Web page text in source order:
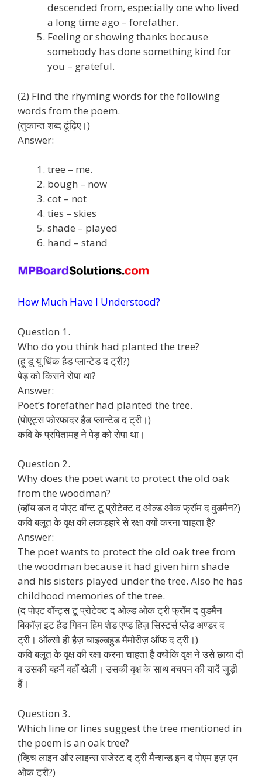
descended from, especially one who lived
a long time ago – forefather.
Feeling or showing thanks because
somebody has done something kind for
you – grateful.
(2) Find the rhyming words for the following
words from the poem.
(तुकान्त शब्द ढूंढ़िए।)
Answer:
tree – me.
bough – now
cot – not
ties – skies
shade – played
hand – stand
How Much Have I Understood?
Question 1.
Who do you think had planted the tree?
(हू डू यू थिंक हैड प्लान्टेड द ट्री?)
पेड़ को किसने रोपा था?
Answer:
Poet’s forefather had planted the tree.
(पोएट्स फोरफादर हैड प्लान्टेड द ट्री।)
कवि के प्रपितामह ने पेड़ को रोपा था।
Question 2.
Why does the poet want to protect the old oak
from the woodman?
(व्हॉय डज द पोएट वॉन्ट टू प्रोटेक्ट द ओल्ड ओक फ्रॉम द वुडमैन?)
कवि बलूत के वृक्ष की लकड़हारे से रक्षा क्यों करना चाहता है?
Answer:
The poet wants to protect the old oak tree from
the woodman because it had given him shade
and his sisters played under the tree. Also he has
childhood memories of the tree.
(द पोएट वॉन्ट्स टू प्रोटेक्ट द ओल्ड ओक ट्री फ्रॉम द वुडमैन
बिकॉज़ इट हैड गिवन हिम शेड एण्ड हिज़ सिस्टर्स प्लेड अण्डर द
ट्री। ऑल्सो ही हैज़ चाइल्डहुड मैमोरीज़ ऑफ द ट्री।)
कवि बलूत के वृक्ष की रक्षा करना चाहता है क्योंकि वृक्ष ने उसे छाया दी
व उसकी बहनें वहाँ खेली। उसकी वृक्ष के साथ बचपन की यादें जुड़ी
हैं।
Question 3.
Which line or lines suggest the tree mentioned in
the poem is an oak tree?
(व्हिच लाइन और लाइन्स सजेस्ट द ट्री मैन्शन्ड इन द पोएम इज़ एन
ओक ट्री?)